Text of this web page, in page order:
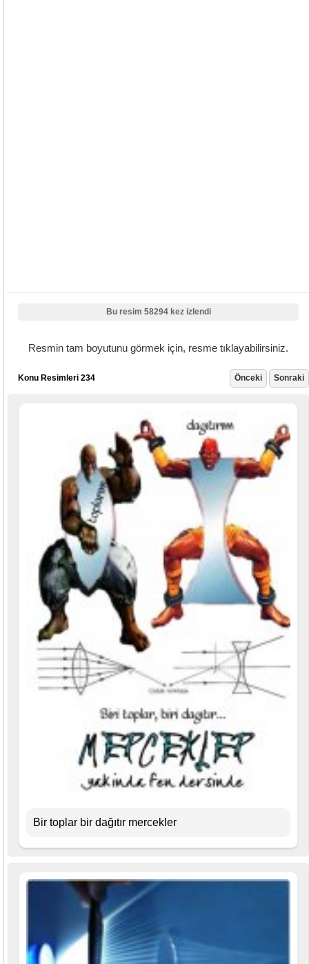
Bu resim 58294 kez izlendi
Resmin tam boyutunu görmek için, resme tıklayabilirsiniz.
Konu Resimleri 234 Önceki Sonraki
Bir toplar bir dağıtır mercekler